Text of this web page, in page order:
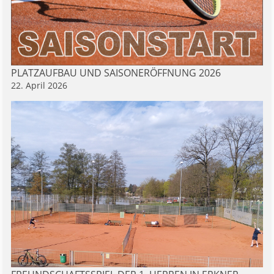
PLATZAUFBAU UND SAISONERÖFFNUNG 2026
22. April 2026